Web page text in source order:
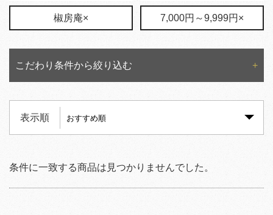
椒房庵× 7,000円～9,999円×
こだわり条件から絞り込む
表示順
条件に一致する商品は見つかりませんでした。